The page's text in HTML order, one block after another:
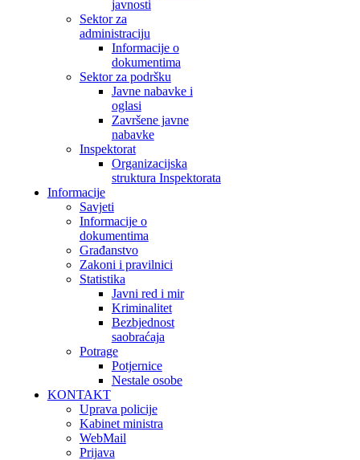
javnosti
Sektor za
administraciju
Informacije o
dokumentima
Sektor za podršku
Javne nabavke i
oglasi
Završene javne
nabavke
Inspektorat
Organizacijska
struktura Inspektorata
Informacije
Savjeti
Informacije o
dokumentima
Građanstvo
Zakoni i pravilnici
Statistika
Javni red i mir
Kriminalitet
Bezbjednost
saobraćaja
Potrage
Potjernice
Nestale osobe
KONTAKT
Uprava policije
Kabinet ministra
WebMail
Prijava